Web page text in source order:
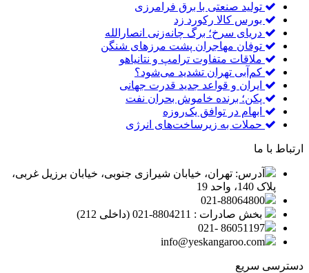
تولید صنعتی با برق فرامرزی
بورس کالا رکورد زد
دریای سرخ؛ برگ چانه‌زنی انصارالله
توفان مهاجران پشت مرزهای شنگن
ملاقات متفاوت ترامپ و نتانیاهو
کم‌آبی تهران تشدید می‌شود؟
ایران و قواعد جدید قدرت جهانی
پکن؛ برنده خاموش بحران نفت
ابهام در توافق یک‌روزه
حملات به زیرساخت‌های انرژی
ارتباط با ما
آدرس: تهران، خیابان شیرازی جنوبی، خیابان برزیل غربی،
پلاک 140، واحد 19
021-88064800
بخش صادرات : 8804211-021 (داخلی 212)
86051197 -021
info@yeskangaroo.com
دسترسی سریع